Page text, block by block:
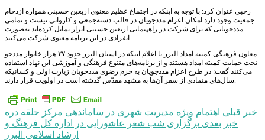
رجبی عنوان کرد: با توجه به اینکه در اجتماع عظیم معنوی اربعین حسینی همواره ازدحام
جمعیت وجود دارد امکان اعزام مددجویان در قالب دسته‌جمعی و کاروانی نیست و تمامی
مددجویانی که برای شرکت در راهپیمایی اربعین حسینی ابراز تمایل کرده‌اند به‌صورت
انفرادی در این برنامه معنوی شرکت می‌کنند.
معاون فرهنگی کمیته امداد البرز با اعلام اینکه در استان البرز حدود ۲۷ هزار خانوار مددجو
تحت حمایت کمیته امداد هستند و از برنامه‌های متنوع فرهنگی و آموزشی این نهاد استفاده
می‌کنند گفت: در طرح اعزام مددجویان به حرم رضوی مددجویان زیارت اولی و کسانیکه
سال‌های متمادی از سفر آن‌ها به مشهد مقدّس گذشته است در اولویت قرار دارند.
راهبری
نوشته
خبر قبلی اهتمام ویژه مدیریت شهری در ساماندهی مرکز حلقه دره
خبر بعدی برگزاری شب شعر عاشورایی در اداره کل فرهنگ و
ارشاد اسلامی البرز